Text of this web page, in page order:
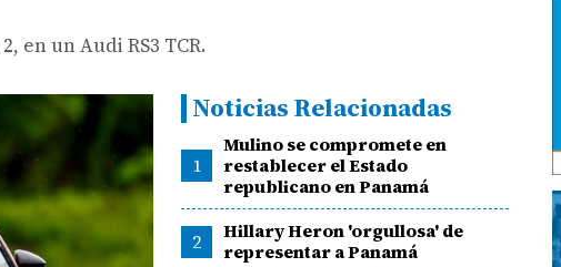
en un Audi RS3 TCR.
Noticias Relacionadas
1
Mulino se compromete en
restablecer el Estado
republicano en Panamá
2
Hillary Heron 'orgullosa' de
representar a Panamá